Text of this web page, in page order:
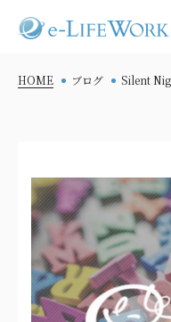
HOME ブログ Silent